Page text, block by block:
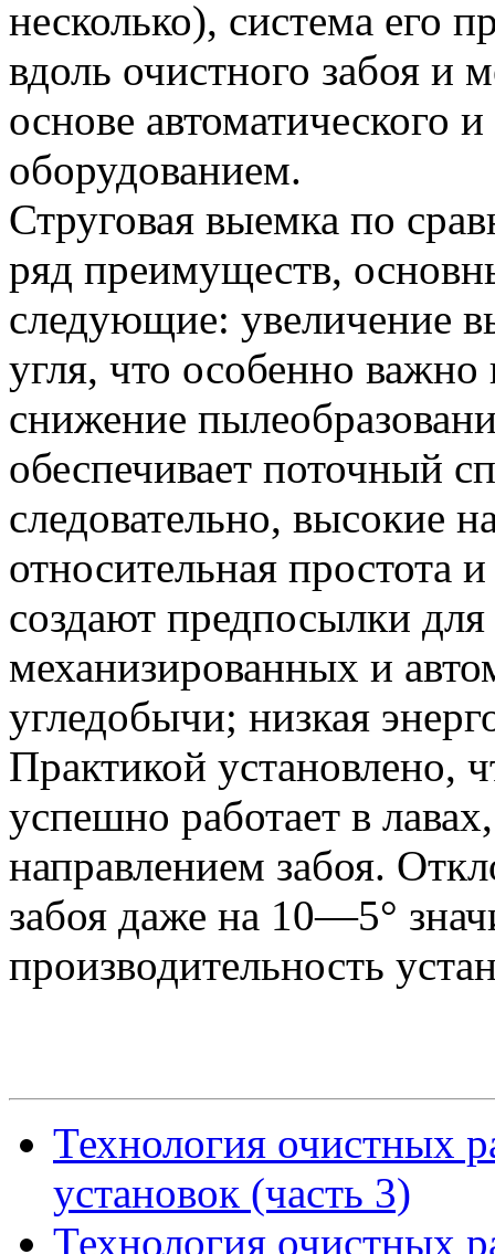
несколько), система его
вдоль очистного забоя и
основе автоматического
оборудованием.
Струговая выемка по
ряд преимуществ,
следующие: увеличение
угля, что особенно
снижение
обеспечивает поточный
следовательно, высокие
относительная простота
создают предпосылки
механизированных и
угледобычи; низкая
Практикой установлено,
успешно работает в
направлением забоя.
забоя даже на 10—5°
производительность
Технология очистных
установок (часть 3)
Технология очистных